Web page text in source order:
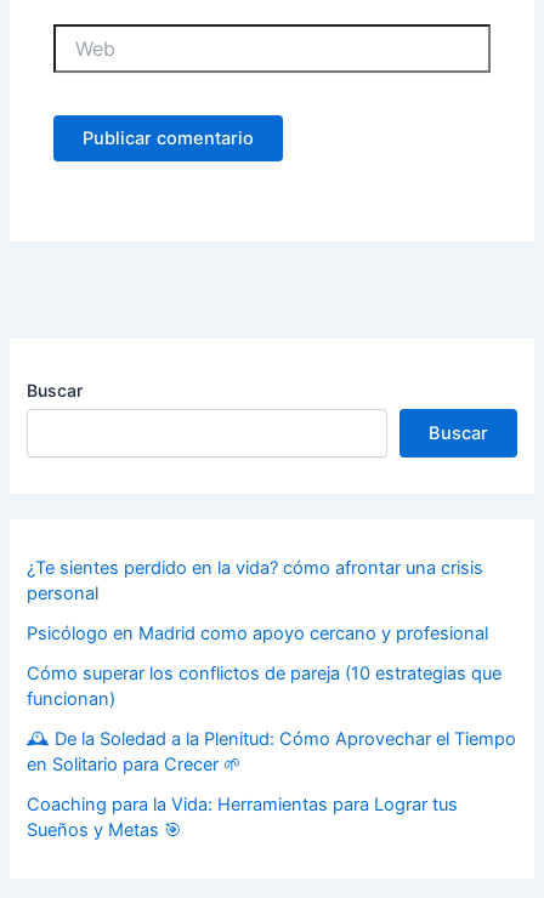
Buscar
Buscar
¿Te sientes perdido en la vida? cómo afrontar una crisis
personal
Psicólogo en Madrid como apoyo cercano y profesional
Cómo superar los conflictos de pareja (10 estrategias que
funcionan)
🕰️ De la Soledad a la Plenitud: Cómo Aprovechar el Tiempo
en Solitario para Crecer 🌱
Coaching para la Vida: Herramientas para Lograr tus
Sueños y Metas 🎯